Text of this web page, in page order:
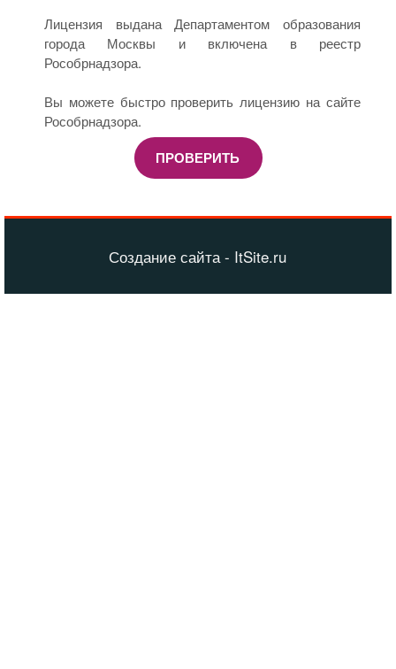
Лицензия выдана Департаментом образования
города Москвы и включена в реестр
Рособрнадзора.
Вы можете быстро проверить лицензию на сайте
Рособрнадзора.
ПРОВЕРИТЬ
Создание сайта - ItSite.ru